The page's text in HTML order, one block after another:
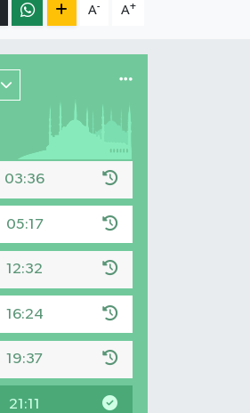
A- A+
03:36
05:17
12:32
16:24
19:37
21:11